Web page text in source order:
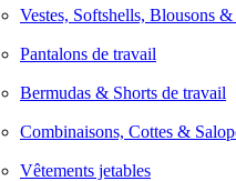
Vestes, Softshells, Blousons &
Pantalons de travail
Bermudas & Shorts de travail
Combinaisons, Cottes &
Vêtements jetables